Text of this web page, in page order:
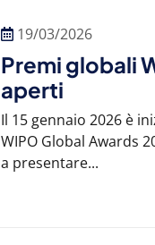
19/03/2026
Premi globali
aperti
Il 15 gennaio 2026 è
WIPO Global Awards
a presentare...